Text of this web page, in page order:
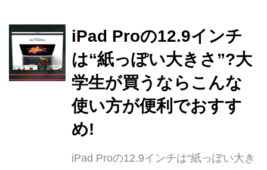
iPad Proの12.9インチ
は“紙っぽい大きさ”?大
学生が買うならこんな
使い方が便利でおすす
め!
iPad Proの12.9インチは“紙っぽい大き